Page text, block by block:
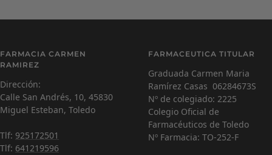
4
FARMACIA CARMEN
RAMIREZ
Dirección:
Calle San Andrés, 10, 45830
Miguel Esteban, Toledo
Tlf: 925172501
Tlf: 641219596
FARMACEUTICA TITULAR
Graduada Carmen Maria
Ramírez Casas 06284673S
Nº de colegiado: 2225
Colegio Oficial de
Farmacéuticos de Toledo
Nº Farmacia: TO-252-F
C Farmacéutica Virtual - En línea
¡Hola! Soy Carmen 😊, tu farmacéutica virtual.
¿Cómo estás hoy y en qué puedo ayudarte?